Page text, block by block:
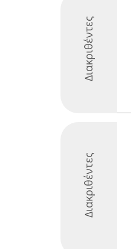
Διακριθέντες
Διακριθέντες